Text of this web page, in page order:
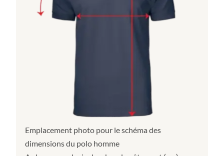
Emplacement photo pour le schéma des
dimensions du polo homme